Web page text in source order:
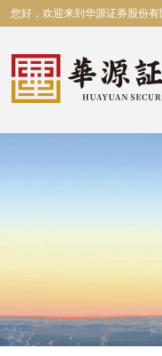
您好，欢迎来到华源证券股份有